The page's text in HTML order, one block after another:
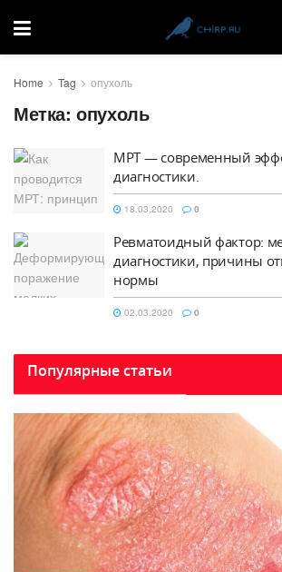
Home Tag опухоль
Метка:опухоль
МРТ — современный
диагностики.
18.03.2020 0
Ревматоидный фактор:
диагностики, причины
нормы
02.03.2020 0
Популярные статьи